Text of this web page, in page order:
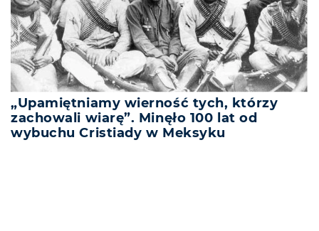
„Upamiętniamy wierność tych, którzy
zachowali wiarę”. Minęło 100 lat od
wybuchu Cristiady w Meksyku